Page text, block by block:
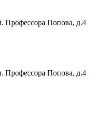
Профессора Попова, д.4
Профессора Попова, д.4